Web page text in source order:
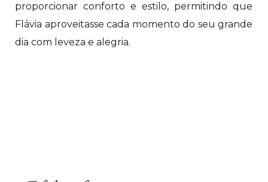
proporcionar conforto e estilo, permitindo que
Flávia aproveitasse cada momento do seu grande
dia com leveza e alegria.